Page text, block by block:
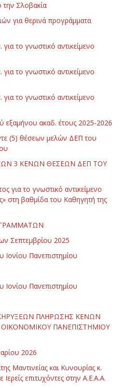
Σλοβακία
για θερινά προγράμματα
το γνωστικό αντικείμενο
το γνωστικό αντικείμενο
το γνωστικό αντικείμενο
εξαμήνου ακαδ. έτους 2025-2026
(5) θέσεων μελών ΔΕΠ του
3 ΚΕΝΩΝ ΘΕΣΕΩΝ ΔΕΠ ΤΟΥ
για το γνωστικό αντικείμενο
στη βαθμίδα του Καθηγητή της
Σεπτεμβρίου 2025
Πανεπιστημίου
Πανεπιστημίου
ΠΛΗΡΩΣΗΣ ΚΕΝΩΝ
ΠΑΝΕΠΙΣΤΗΜΙΟΥ
2026
Μαντινείας και Κυνουρίας κ.
επιτυχόντες στην Α.Ε.Α.Α.